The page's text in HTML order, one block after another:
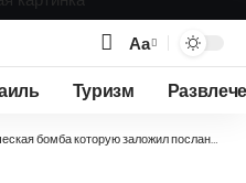
Изменение
размера
Аа
Туризм
бомба которую заложил посланник Трампа еще не взорвалась